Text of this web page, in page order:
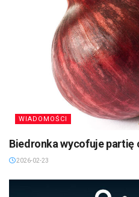
WIADOMOŚCI
Biedronka wycofuje partię
2026-02-23